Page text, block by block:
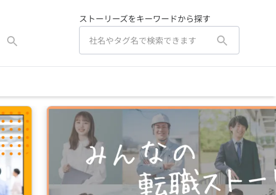
ストーリーズをキーワードから探す